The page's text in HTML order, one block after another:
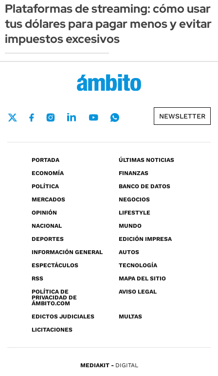
Plataformas de streaming: cómo usar
tus dólares para pagar menos y evitar
impuestos excesivos
NEWSLETTER
PORTADA
ÚLTIMAS NOTICIAS
ECONOMÍA
FINANZAS
POLÍTICA
BANCO DE DATOS
MERCADOS
NEGOCIOS
OPINIÓN
LIFESTYLE
NACIONAL
MUNDO
DEPORTES
EDICIÓN IMPRESA
INFORMACIÓN GENERAL
AUTOS
ESPECTÁCULOS
TECNOLOGÍA
RSS
MAPA DEL SITIO
POLÍTICA DE
PRIVACIDAD DE
ÁMBITO.COM
AVISO LEGAL
EDICTOS JUDICIALES
MULTAS
LICITACIONES
MEDIAKIT DIGITAL